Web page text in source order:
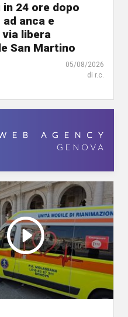
24 ore dopo
anca e
libera
San Martino
05/08/2026
di r.c.